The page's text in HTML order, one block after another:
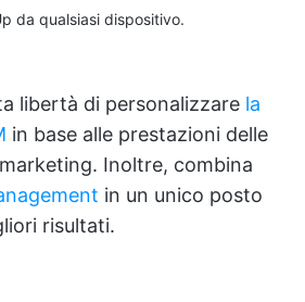
da qualsiasi dispositivo.
libertà di personalizzare la
in base alle prestazioni delle
Inoltre, combina
in un unico posto
risultati.